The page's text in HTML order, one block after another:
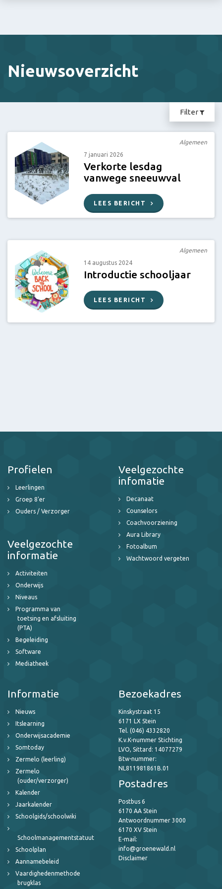
Nieuwsoverzicht
Filter
Algemeen
7 januari 2026
Verkorte lesdag
vanwege sneeuwval
LEES BERICHT
Algemeen
14 augustus 2024
Introductie schooljaar
LEES BERICHT
Profielen
Leerlingen
Groep 8'er
Ouders / Verzorger
Veelgezochte
informatie
Activiteiten
Onderwijs
Niveaus
Programma van
toetsing en afsluiting
(PTA)
Begeleiding
Software
Mediatheek
Veelgezochte
infomatie
Decanaat
Counselors
Coachvoorziening
Aura Library
Fotoalbum
Wachtwoord vergeten
Informatie
Nieuws
Itslearning
Onderwijsacademie
Somtoday
Zermelo (leerling)
Zermelo
(ouder/verzorger)
Kalender
Jaarkalender
Schoolgids/schoolwiki
Schoolmanagementstatuut
Schoolplan
Aannamebeleid
Vaardighedenmethode
brugklas
Bezoekadres
Kinskystraat 15
6171 LX Stein
Tel. (046) 4332820
K.v.K-nummer Stichting
LVO, Sittard: 14077279
Btw-nummer:
NL811981861B.01
Postadres
Postbus 6
6170 AA Stein
Antwoordnummer 3000
6170 XV Stein
E-mail:
info@groenewald.nl
Disclaimer